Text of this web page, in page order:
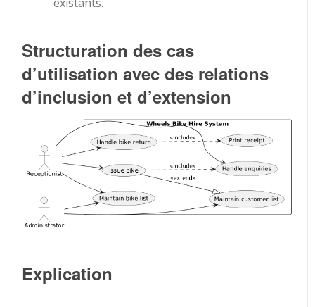
Structuration des cas
d’utilisation avec des relations
d’inclusion et d’extension
Explication